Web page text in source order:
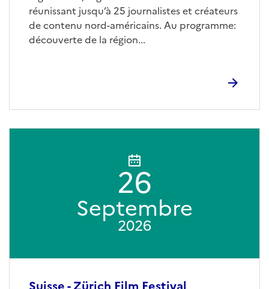
réunissant jusqu’à 25 journalistes et créateurs
de contenu nord-américains. Au programme:
découverte de la région...
26
Septembre
2026